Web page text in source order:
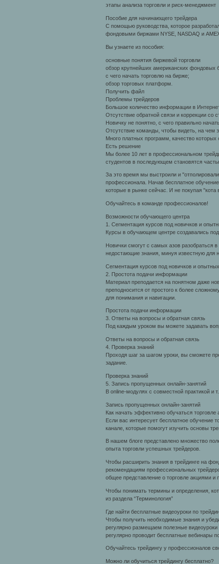
этапы анализа торговли и риск-менеджмент
Пособие для начинающего трейдера
С помощью руководства, которое
фондовыми биржами NYSE, NASDAQ и
Вы узнаете из пособия:
основные понятия биржевой торговли
обзор крупнейших американских фондовых
с чего начать торговлю на бирже;
обзор торговых платформ.
Получить файл
Проблемы трейдеров
Большое количество информации в
Отсутствие обратной связи и коррекции со
Новичку не понятно, с чего правильно
Отсутствие команды, чтобы видеть, на чем
Много платных программ, качество которых
Есть решение
Мы более 10 лет в профессиональном
студентов в последующем становятся
За это время мы выстроили и
профессионала. Начав бесплатное
которые в рынке сейчас. И не покупая
Обучайтесь в команде профессионалов!
Возможности обучающего центра
1. Сегментация курсов под новичков и
Курсы в обучающем центре создавались
Новички смогут с самых азов разобраться
недостающие знания, минуя известную для
Сегментация курсов под новичков и опытных
2. Простота подачи информации
Материал преподается на понятном даже
преподносится от простого к более
для понимания и навигации.
Простота подачи информации
3. Ответы на вопросы и обратная связь
Под каждым уроком вы можете задавать
Ответы на вопросы и обратная связь
4. Проверка знаний
Проходя шаг за шагом уроки, вы сможете
задание.
Проверка знаний
5. Запись пропущенных онлайн-занятий
В online-модулях с совместной практикой и
Запись пропущенных онлайн-занятий
Как начать эффективно обучаться торговле
Если вас интересует бесплатное
канале, которые помогут изучить основы
В нашем блоге представлено множество
опыта торговли успешных трейдеров.
Чтобы расширить знания в трейдинге на
рекомендациям профессиональных
общее представление о торговле акциями
Чтобы понимать термины и определения,
из раздела “Терминология”
Где найти бесплатные видеоуроки по
Чтобы получить необходимые знания и
регулярно размещаем полезные видеоуроки
регулярно проводит бесплатные вебинары
Обучайтесь трейдингу у профессионалов
Можно ли обучиться трейдингу бесплатно?